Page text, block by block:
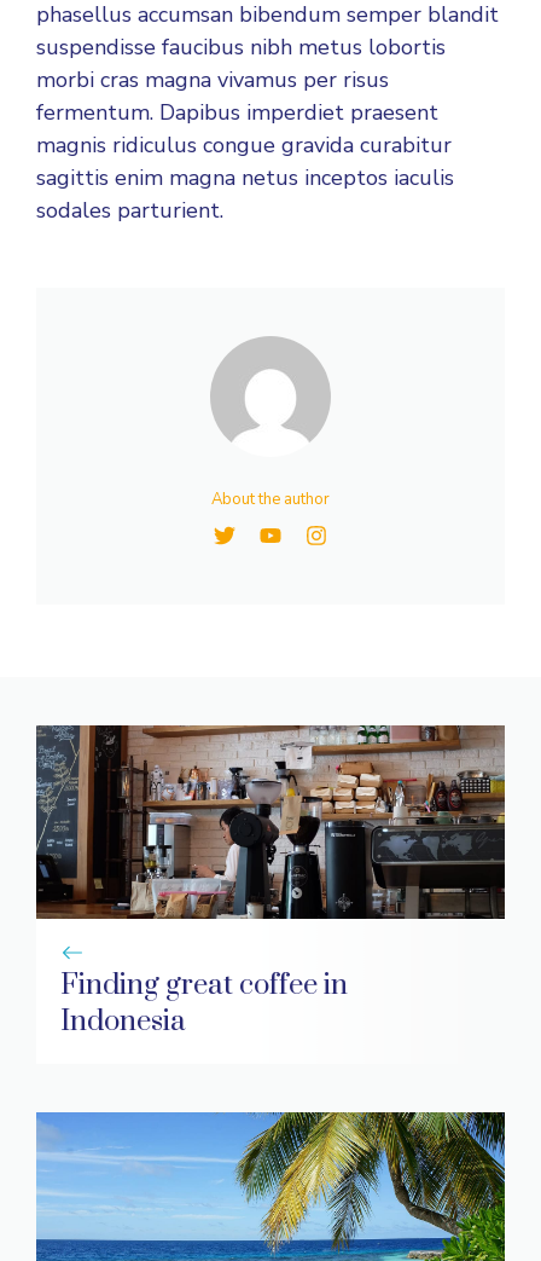
phasellus accumsan bibendum semper blandit
suspendisse faucibus nibh metus lobortis
morbi cras magna vivamus per risus
fermentum. Dapibus imperdiet praesent
magnis ridiculus congue gravida curabitur
sagittis enim magna netus inceptos iaculis
sodales parturient.
About the author
Finding great coffee in
Indonesia